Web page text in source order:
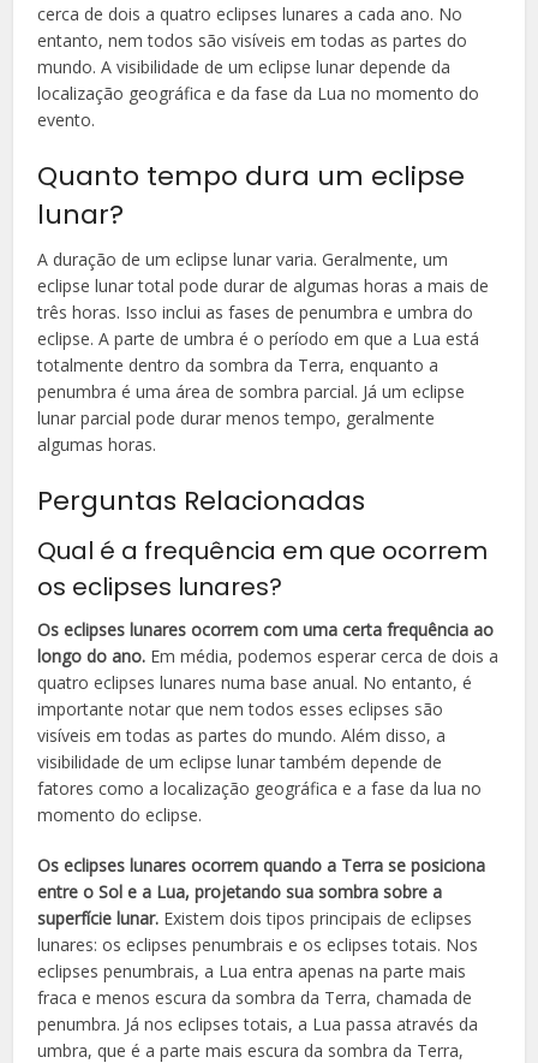
cerca de dois a quatro eclipses lunares a cada ano. No
entanto, nem todos são visíveis em todas as partes do
mundo. A visibilidade de um eclipse lunar depende da
localização geográfica e da fase da Lua no momento do
evento.
Quanto tempo dura um eclipse
lunar?
A duração de um eclipse lunar varia. Geralmente, um
eclipse lunar total pode durar de algumas horas a mais de
três horas. Isso inclui as fases de penumbra e umbra do
eclipse. A parte de umbra é o período em que a Lua está
totalmente dentro da sombra da Terra, enquanto a
penumbra é uma área de sombra parcial. Já um eclipse
lunar parcial pode durar menos tempo, geralmente
algumas horas.
Perguntas Relacionadas
Qual é a frequência em que ocorrem
os eclipses lunares?
Os eclipses lunares ocorrem com uma certa frequência ao
longo do ano. Em média, podemos esperar cerca de dois a
quatro eclipses lunares numa base anual. No entanto, é
importante notar que nem todos esses eclipses são
visíveis em todas as partes do mundo. Além disso, a
visibilidade de um eclipse lunar também depende de
fatores como a localização geográfica e a fase da lua no
momento do eclipse.
Os eclipses lunares ocorrem quando a Terra se posiciona
entre o Sol e a Lua, projetando sua sombra sobre a
superfície lunar. Existem dois tipos principais de eclipses
lunares: os eclipses penumbrais e os eclipses totais. Nos
eclipses penumbrais, a Lua entra apenas na parte mais
fraca e menos escura da sombra da Terra, chamada de
penumbra. Já nos eclipses totais, a Lua passa através da
umbra, que é a parte mais escura da sombra da Terra,